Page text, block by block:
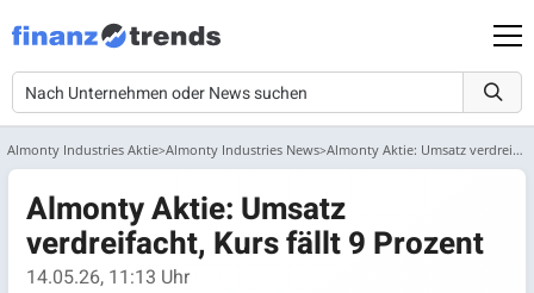
Almonty Industries Aktie Almonty Industries News Almonty Aktie: Umsatz verdreifacht, Kurs fällt 9 Prozent
Almonty Aktie: Umsatz
verdreifacht, Kurs fällt 9 Prozent
14.05.26, 11:13 Uhr